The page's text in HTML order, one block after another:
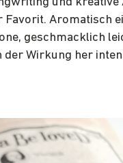
Aromatisch
geschmacklich
der Wirkung her